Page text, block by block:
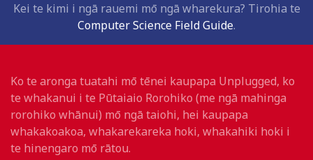
Kei te kimi i ngā rauemi mō ngā wharekura? Tirohia te
Computer Science Field Guide.
Ko te aronga tuatahi mō tēnei kaupapa Unplugged, ko
te whakanui i te Pūtaiaio Rorohiko (me ngā mahinga
rorohiko whānui) mō ngā taiohi, hei kaupapa
whakakoakoa, whakarekareka hoki, whakahiki hoki i
te hinengaro mō rātou.